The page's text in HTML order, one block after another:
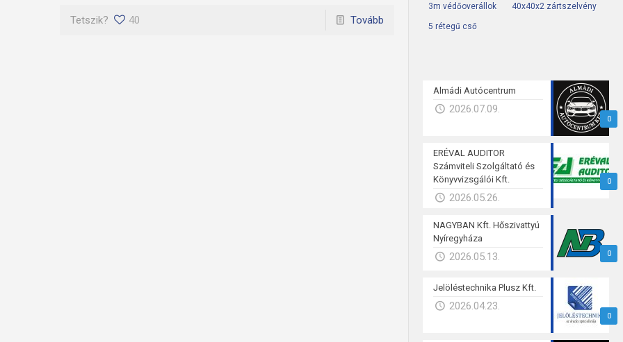
Tetszik? 40 Tovább
3m védőoverállok 40x40x2 zártszelvény
5 rétegű cső
0
Almádi Autócentrum
2026.07.09.
0
ERÉVAL AUDITOR
Számviteli Szolgáltató és
Könyvvizsgálói Kft.
2026.05.26.
0
NAGYBAN Kft. Hőszivattyú
Nyíregyháza
2026.05.13.
0
Jelöléstechnika Plusz Kft.
2026.04.23.